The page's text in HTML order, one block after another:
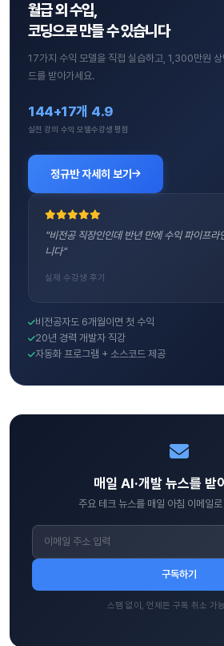
월급 외 수입,
코딩으로 만들 수 있습니다
17가지 수익 모델을 직접 실습하고, 1,300만원
드를 받아가세요.
144+
실전 강의
17개
수익 모델
4.9
수강생 평점
정규반 자세히 보기
"비전공 직장인인데 반년 만에 수익 파이프라
니다"
실제 수강생 후기
비전공자도 6개월이면 첫 수익
20년 경력 개발자 직강
자동화 프로그램 + 소스코드 제공
매일 AI·개발 뉴스를 받
주요 테크 뉴스를 매일 아침 이메일
구독하기
스팸 없이, 언제든 구독 취소 가